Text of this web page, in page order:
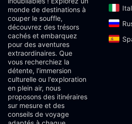
monde de destinations à
couper le souffle,
découvrez des trésors
cachés et embarquez
pour des aventures
extraordinaires. Que
vous recherchiez la
détente, l'immersion
culturelle ou l'exploration
en plein air, nous
proposons des itinéraires
sur mesure et des
conseils de voyage